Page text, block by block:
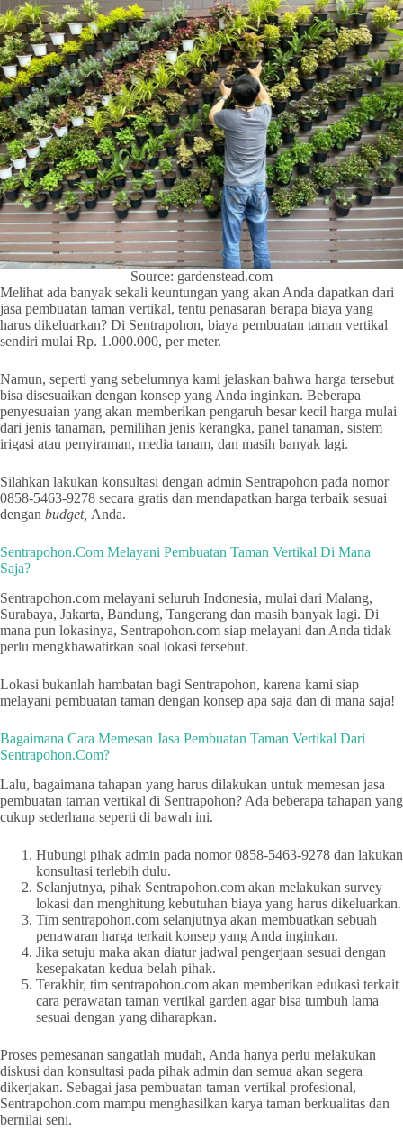
Source: gardenstead.com
Melihat ada banyak sekali keuntungan yang akan Anda dapatkan dari
jasa pembuatan taman vertikal, tentu penasaran berapa biaya yang
harus dikeluarkan? Di Sentrapohon, biaya pembuatan taman vertikal
sendiri mulai Rp. 1.000.000, per meter.
Namun, seperti yang sebelumnya kami jelaskan bahwa harga tersebut
bisa disesuaikan dengan konsep yang Anda inginkan. Beberapa
penyesuaian yang akan memberikan pengaruh besar kecil harga mulai
dari jenis tanaman, pemilihan jenis kerangka, panel tanaman, sistem
irigasi atau penyiraman, media tanam, dan masih banyak lagi.
Silahkan lakukan konsultasi dengan admin Sentrapohon pada nomor
0858-5463-9278 secara gratis dan mendapatkan harga terbaik sesuai
dengan budget, Anda.
Sentrapohon.Com Melayani Pembuatan Taman Vertikal Di Mana
Saja?
Sentrapohon.com melayani seluruh Indonesia, mulai dari Malang,
Surabaya, Jakarta, Bandung, Tangerang dan masih banyak lagi. Di
mana pun lokasinya, Sentrapohon.com siap melayani dan Anda tidak
perlu mengkhawatirkan soal lokasi tersebut.
Lokasi bukanlah hambatan bagi Sentrapohon, karena kami siap
melayani pembuatan taman dengan konsep apa saja dan di mana saja!
Bagaimana Cara Memesan Jasa Pembuatan Taman Vertikal Dari
Sentrapohon.Com?
Lalu, bagaimana tahapan yang harus dilakukan untuk memesan jasa
pembuatan taman vertikal di Sentrapohon? Ada beberapa tahapan yang
cukup sederhana seperti di bawah ini.
Hubungi pihak admin pada nomor 0858-5463-9278 dan lakukan
konsultasi terlebih dulu.
Selanjutnya, pihak Sentrapohon.com akan melakukan survey
lokasi dan menghitung kebutuhan biaya yang harus dikeluarkan.
Tim sentrapohon.com selanjutnya akan membuatkan sebuah
penawaran harga terkait konsep yang Anda inginkan.
Jika setuju maka akan diatur jadwal pengerjaan sesuai dengan
kesepakatan kedua belah pihak.
Terakhir, tim sentrapohon.com akan memberikan edukasi terkait
cara perawatan taman vertikal garden agar bisa tumbuh lama
sesuai dengan yang diharapkan.
Proses pemesanan sangatlah mudah, Anda hanya perlu melakukan
diskusi dan konsultasi pada pihak admin dan semua akan segera
dikerjakan. Sebagai jasa pembuatan taman vertikal profesional,
Sentrapohon.com mampu menghasilkan karya taman berkualitas dan
bernilai seni.